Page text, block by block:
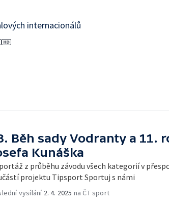
internacionálů
Běh sady Vodranty a 11.
Kunáška
z průběhu závodu všech kategorií v
projektu Tipsport Sportuj s námi
vysílání 2. 4. 2025 na ČT sport